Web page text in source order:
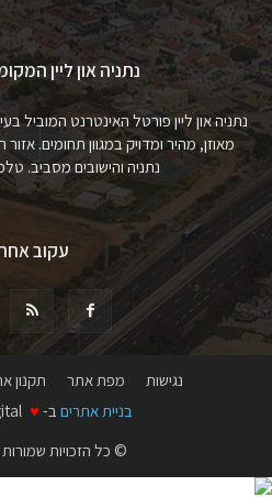
נתניה און ליין
נתניה און ליין פורטל האינטרנט המוביל
מאוזן, מהיר ומדויק במגוון תחומים.
נתניה והישובים מסביב. טלפון: 050-
עקוב
נגישות מפת אתר תקנון
בניית אתרים ב- ♥
© כל הזכויות שמורות